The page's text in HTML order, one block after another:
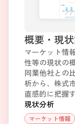
概要・現
マーケット情
性等の現状の
同業他社との
析から、株式
直感的に把握
現状分析
マーケット情報